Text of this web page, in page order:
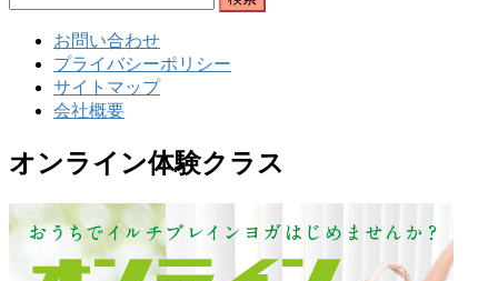
お問い合わせ
プライバシーポリシー
サイトマップ
会社概要
オンライン体験クラス